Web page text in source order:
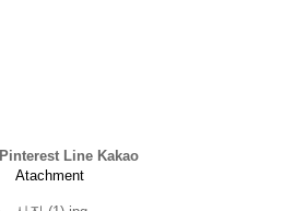
Pinterest Line Kakao
Atachment